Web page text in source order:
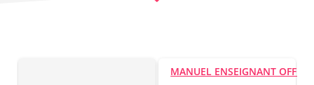
MANUEL ENSEIGNANT OFFERT